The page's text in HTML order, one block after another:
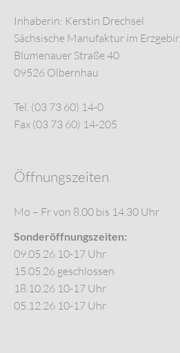
Inhaberin: Kerstin Drechsel
Sächsische Manufaktur im
Blumenauer Straße 40
09526 Olbernhau
Tel. (03 73 60) 14-0
Fax (03 73 60) 14-205
Öffnungszeiten
Mo – Fr von 8.00 bis 14.30 Uhr
Sonderöffnungszeiten:
09.05.26 10-17 Uhr
15.05.26 geschlossen
18.10.26 10-17 Uhr
05.12.26 10-17 Uhr